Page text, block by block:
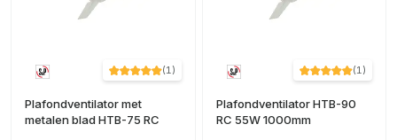
(1)
Plafondventilator met
metalen blad HTB-75 RC
(1)
Plafondventilator HTB-90
RC 55W 1000mm